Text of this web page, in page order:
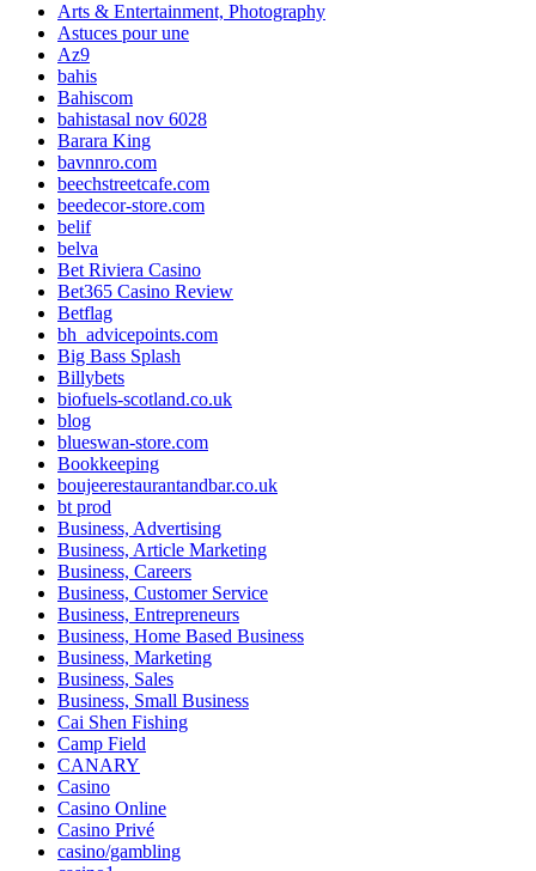
Arts & Entertainment, Photography
Astuces pour une
Az9
bahis
Bahiscom
bahistasal nov 6028
Barara King
bavnnro.com
beechstreetcafe.com
beedecor-store.com
belif
belva
Bet Riviera Casino
Bet365 Casino Review
Betflag
bh_advicepoints.com
Big Bass Splash
Billybets
biofuels-scotland.co.uk
blog
blueswan-store.com
Bookkeeping
boujeerestaurantandbar.co.uk
bt prod
Business, Advertising
Business, Article Marketing
Business, Careers
Business, Customer Service
Business, Entrepreneurs
Business, Home Based Business
Business, Marketing
Business, Sales
Business, Small Business
Cai Shen Fishing
Camp Field
CANARY
Casino
Casino Online
Casino Privé
casino/gambling